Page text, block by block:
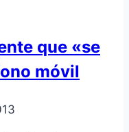
que «se
móvil